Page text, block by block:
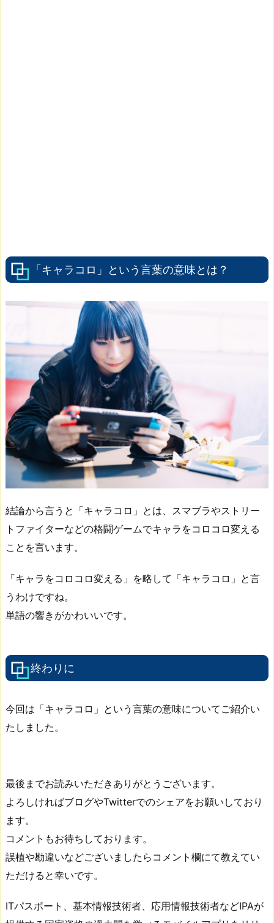
「キャラコロ」という言葉の意味とは？
結論から言うと「キャラコロ」とは、スマブラやストリー
トファイターなどの格闘ゲームでキャラをコロコロ変える
ことを言います。
「キャラをコロコロ変える」を略して「キャラコロ」と言
うわけですね。
単語の響きがかわいいです。
終わりに
今回は「キャラコロ」という言葉の意味についてご紹介い
たしました。
最後までお読みいただきありがとうございます。
よろしければブログやTwitterでのシェアをお願いしており
ます。
コメントもお待ちしております。
誤植や勘違いなどございましたらコメント欄にて教えてい
ただけると幸いです。
ITパスポート、基本情報技術者、応用情報技術者などIPAが